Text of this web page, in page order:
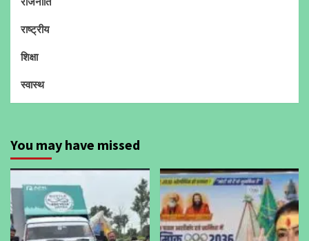
राष्ट्रीय
शिक्षा
स्वास्थ
You may have missed